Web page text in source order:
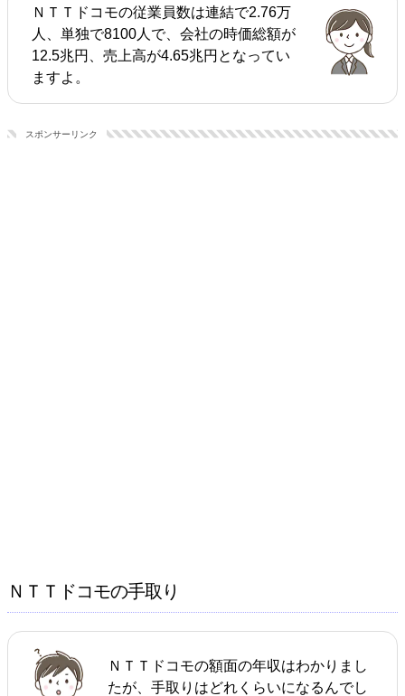
ＮＴＴドコモの従業員数は連結で2.76万
人、単独で8100人で、会社の時価総額が
12.5兆円、売上高が4.65兆円となってい
ますよ。
スポンサーリンク
ＮＴＴドコモの手取り
ＮＴＴドコモの額面の年収はわかりまし
たが、手取りはどれくらいになるんでし